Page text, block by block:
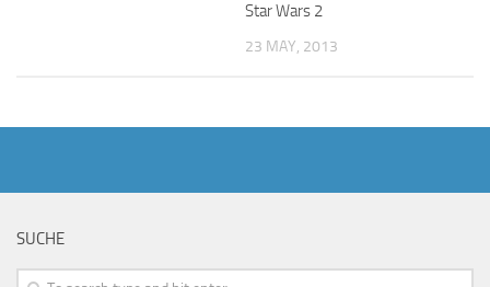
Star Wars 2
23 MAY, 2013
SUCHE